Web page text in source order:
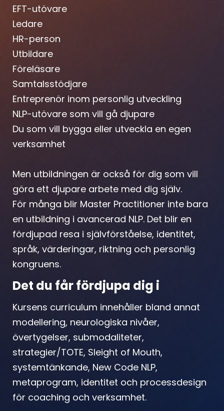
EFT-utövare
Ledare
HR-person
Utbildare
Föreläsare
Samtalsstödjare
Entreprenör inom personlig utveckling
NLP-utövare som vill gå djupare
Du som vill bygga eller utveckla en egen
verksamhet
Men utbildningen är också för dig som vill
göra ett djupare arbete med dig själv.
För många blir Master Practitioner inte bara
en utbildning i avancerad NLP. Det blir en
fördjupad resa i självförståelse, identitet,
språk, värderingar, riktning och personlig
kongruens.
Det du får fördjupa dig i
Kursens curriculum innehåller bland annat
modellering, neurologiska nivåer,
övertygelser, submodaliteter,
strategier/TOTE, Sleight of Mouth,
systemtänkande, New Code NLP,
metaprogram, identitet och processdesign
för coaching och verksamhet.